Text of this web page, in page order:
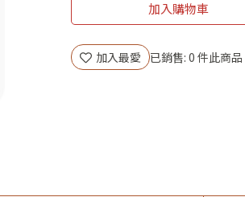
加入購物車
加入最愛 已銷售: 0 件此商